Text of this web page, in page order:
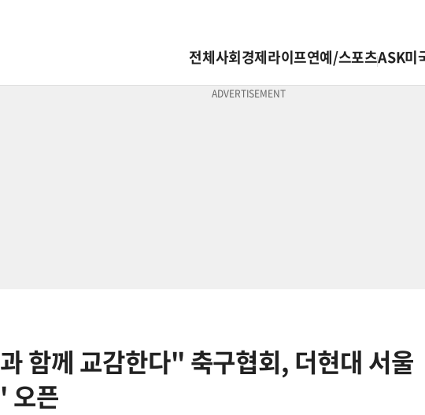
전체사회경제라이프연예/스포츠ASK미
함께 교감한다" 축구협회, 더현대 서울
오픈